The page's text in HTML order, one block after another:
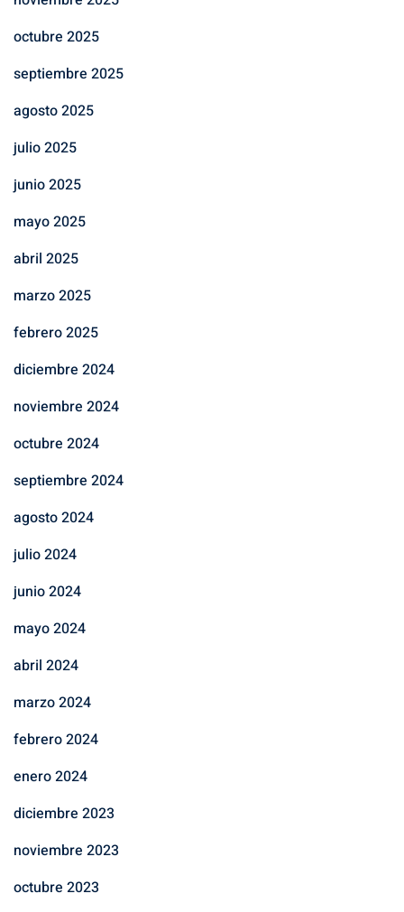
octubre 2025
septiembre 2025
agosto 2025
julio 2025
junio 2025
mayo 2025
abril 2025
marzo 2025
febrero 2025
diciembre 2024
noviembre 2024
octubre 2024
septiembre 2024
agosto 2024
julio 2024
junio 2024
mayo 2024
abril 2024
marzo 2024
febrero 2024
enero 2024
diciembre 2023
noviembre 2023
octubre 2023